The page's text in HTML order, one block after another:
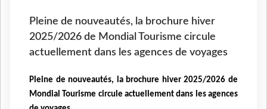
Pleine de nouveautés, la brochure hiver
2025/2026 de Mondial Tourisme circule
actuellement dans les agences de voyages
Pleine de nouveautés, la brochure hiver 2025/2026 de
Mondial Tourisme circule actuellement dans les agences